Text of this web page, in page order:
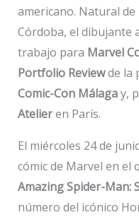
americano. Natural de
Córdoba, el dibujante
trabajo para Marvel
Portfolio Reviewde la
Comic-Con Málagay,
Atelieren París.
El miércoles 24 de
cómic de Marvel en el
Amazing Spider-Man:
número del icónico